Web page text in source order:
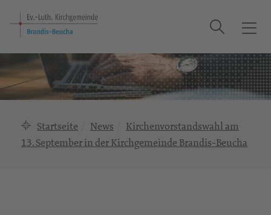
T
g
g
l
v
Suche
Startseite News
Kirchenvorstandswahl am
13. September in der Kirchgemeinde Brandis-Beucha